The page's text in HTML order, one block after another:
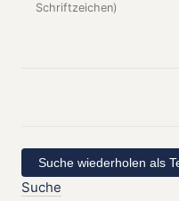
Schriftzeichen)
Suche